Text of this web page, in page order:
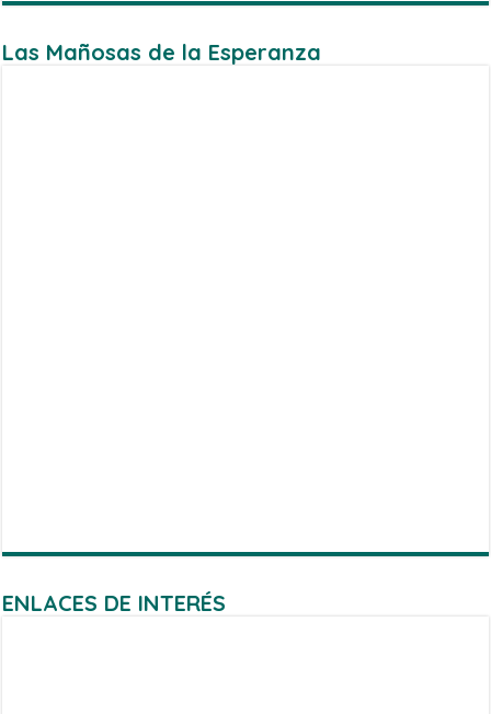
Las Mañosas de la Esperanza
ENLACES DE INTERÉS